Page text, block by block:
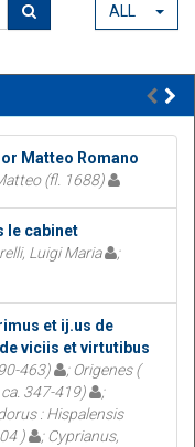
ALL
Matteo Romano
(fl. 1688)
le cabinet
Luigi Maria
;
et ij.us de
viciis et virtutibus
463)
; Origenes (
347-419)
;
: Hispalensis
)
; Cyprianus,